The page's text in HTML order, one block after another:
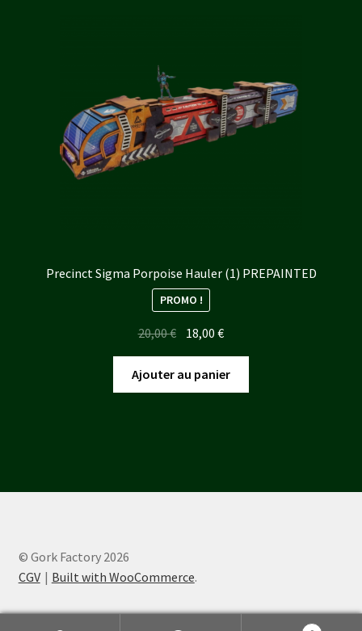
Precinct Sigma Porpoise Hauler (1) PREPAINTED
PROMO !
20,00€ Le
prix
initial
était :
18,00€Le
prix
actuel
est :
Ajouter au panier
© Gork Factory 2026
CGV
Built with WooCommerce.